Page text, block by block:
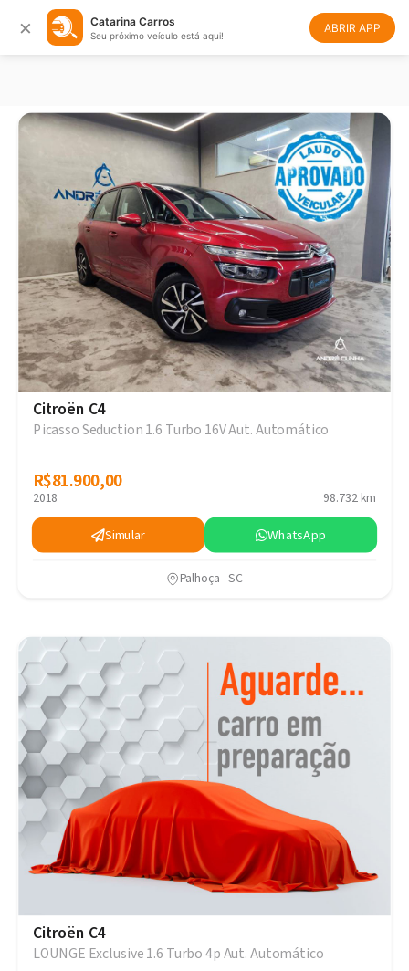
× Catarina Carros
Seu próximo veículo está aqui!
ABRIR APP
Ordenar
Citroën C4
Picasso Seduction 1.6 Turbo 16V Aut. Automático
R$81.900,00
R$81.900,00
2018 98.732 km
Simular WhatsApp
Palhoça - SC
Citroën C4
LOUNGE Exclusive 1.6 Turbo 4p Aut. Automático